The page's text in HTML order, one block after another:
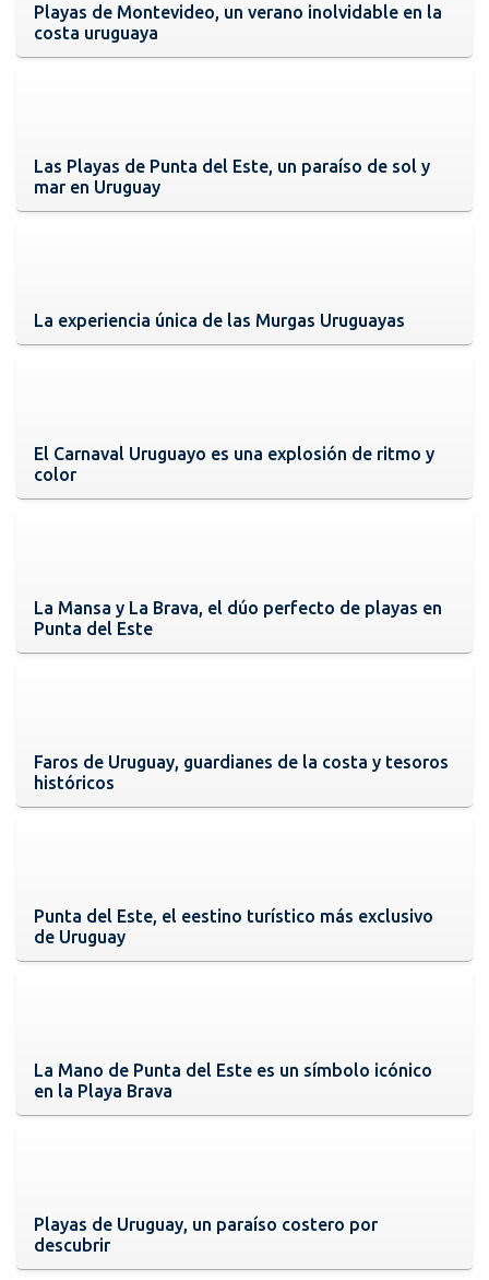
Playas de Montevideo, un verano inolvidable en la
costa uruguaya
Las Playas de Punta del Este, un paraíso de sol y
mar en Uruguay
La experiencia única de las Murgas Uruguayas
El Carnaval Uruguayo es una explosión de ritmo y
color
La Mansa y La Brava, el dúo perfecto de playas en
Punta del Este
Faros de Uruguay, guardianes de la costa y tesoros
históricos
Punta del Este, el eestino turístico más exclusivo
de Uruguay
La Mano de Punta del Este es un símbolo icónico
en la Playa Brava
Playas de Uruguay, un paraíso costero por
descubrir